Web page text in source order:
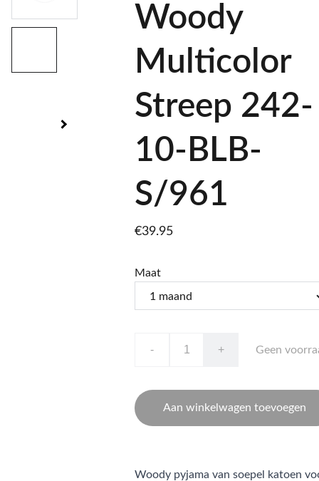
Woody
Multicolor
Streep 242-
10-BLB-
S/961
€39.95
Maat
- + Geen
Aan winkelwagen toevoegen
Woody pyjama van soepel katoen